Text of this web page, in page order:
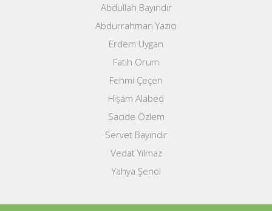
Abdullah Bayındır
Abdurrahman Yazıcı
Erdem Uygan
Fatih Orum
Fehmi Çeçen
Hişam Alabed
Sacide Özlem
Servet Bayındır
Vedat Yılmaz
Yahya Şenol